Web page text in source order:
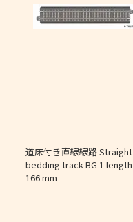
道床付き直線線路 Straight
bedding track BG 1 length
166 mm